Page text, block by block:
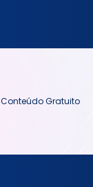
Conteúdo Gratuito